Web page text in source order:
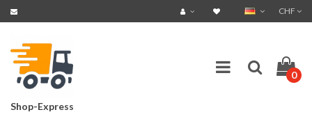
CHF
Shop-Express
0